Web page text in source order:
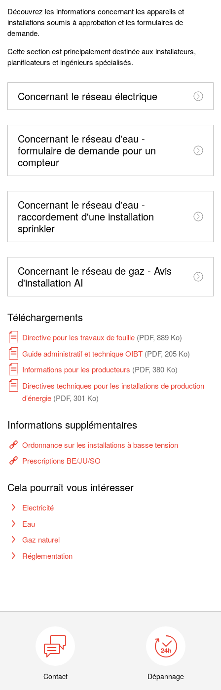
Découvrez les informations concernant les appareils et
installations soumis à approbation et les formulaires de
demande.
Cette section est principalement destinée aux installateurs,
planificateurs et ingénieurs spécialisés.
Concernant le réseau électrique
Concernant le réseau d'eau -
formulaire de demande pour un
compteur
Concernant le réseau d'eau -
raccordement d'une installation
sprinkler
Concernant le réseau de gaz - Avis
d'installation AI
Téléchargements
Directive pour les travaux de fouille (PDF, 889 Ko)
Guide administratif et technique OIBT (PDF, 205 Ko)
Informations pour les producteurs (PDF, 380 Ko)
Directives techniques pour les installations de production
d’énergie (PDF, 301 Ko)
Informations supplémentaires
Ordonnance sur les installations à basse tension
Prescriptions BE/JU/SO
Cela pourrait vous intéresser
Electricité
Eau
Gaz naturel
Réglementation
Contact Dépannage